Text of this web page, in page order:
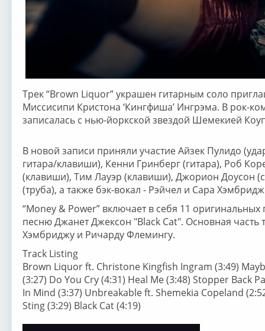
Трек “Brown Liquor” украшен гитарным соло
Миссисипи Кристона ‘Кингфиша’ Ингрэма. В рок-
записалась с нью-йоркской звездой Шемекией
В новой записи приняли участие Айзек Пулидо
гитара/клавиши), Кенни Гринберг (гитара), Роб
(клавиши), Тим Лауэр (клавиши), Джорион Доусон
(труба), а также бэк-вокал - Рэйчел и Сара
“Money & Power” включает в себя 11
песню Джанет Джексон "Black Cat". Основная часть
Хэмбриджу и Ричарду Флемингу.
Track Listing
Brown Liquor ft. Christone Kingfish Ingram (3:49)
(3:27) Do You Cry (4:31) Heal Me (3:48) Stopper Back
In Mind (3:37) Unbreakable ft. Shemekia Copeland
Sting (3:29) Black Cat (4:19)